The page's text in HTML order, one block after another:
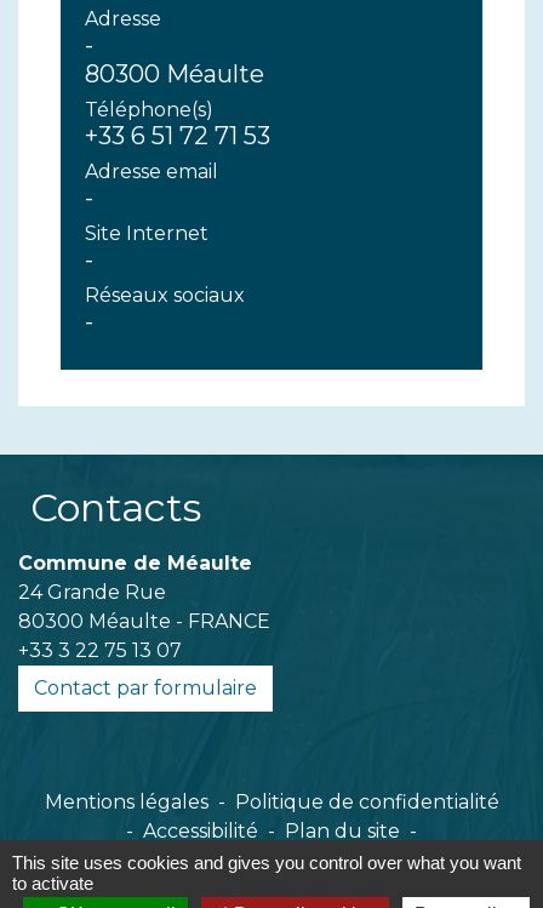
Adresse
-
80300 Méaulte
Téléphone(s)
+33 6 51 72 71 53
Adresse email
-
Site Internet
-
Réseaux sociaux
-
Contacts
Commune de Méaulte
24 Grande Rue
80300 Méaulte - FRANCE
+33 3 22 75 13 07
Contact par formulaire
Mentions légales -
Politique de confidentialité
- Accessibilité - Plan du site -
Gestion des cookies
This site uses cookies and gives you control over what you want
to activate